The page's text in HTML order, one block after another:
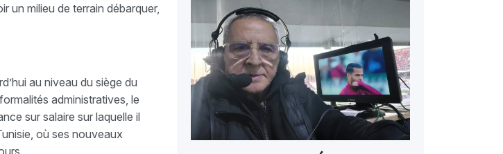
un milieu de terrain débarquer,
au niveau du siège du
administratives, le
sur salaire sur laquelle il
où ses nouveaux